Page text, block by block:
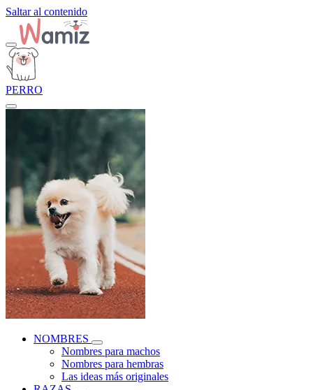
Saltar al contenido
PERRO
NOMBRES
Nombres para machos
Nombres para hembras
Las ideas más originales